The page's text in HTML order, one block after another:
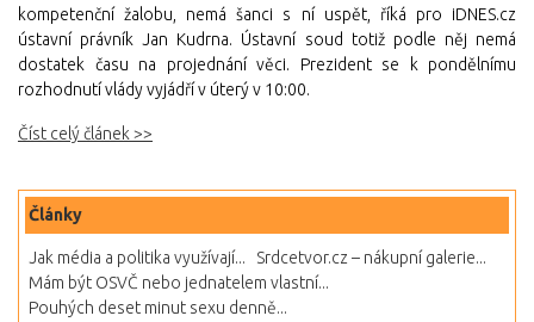
kompetenční žalobu, nemá šanci s ní uspět, říká pro iDNES.cz
ústavní právník Jan Kudrna. Ústavní soud totiž podle něj nemá
dostatek času na projednání věci. Prezident se k pondělnímu
rozhodnutí vlády vyjádří v úterý v 10:00.
Číst celý článek >>
Články
Jak média a politika využívají...
Srdcetvor.cz – nákupní galerie...
Mám být OSVČ nebo jednatelem vlastní...
Pouhých deset minut sexu denně...